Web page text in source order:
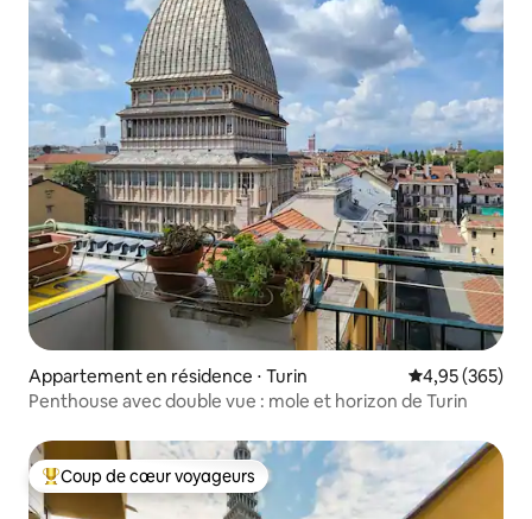
Appartement en résidence ⋅ Turin Évaluation
4,95 (365)
Penthouse avec double vue : mole et horizon de Turin
Coups de cœur voyageurs les plus appréciés
Coup de cœur voyageurs